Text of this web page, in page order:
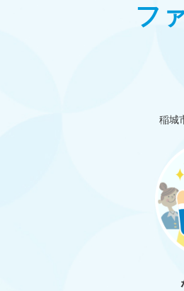
フ
稲城